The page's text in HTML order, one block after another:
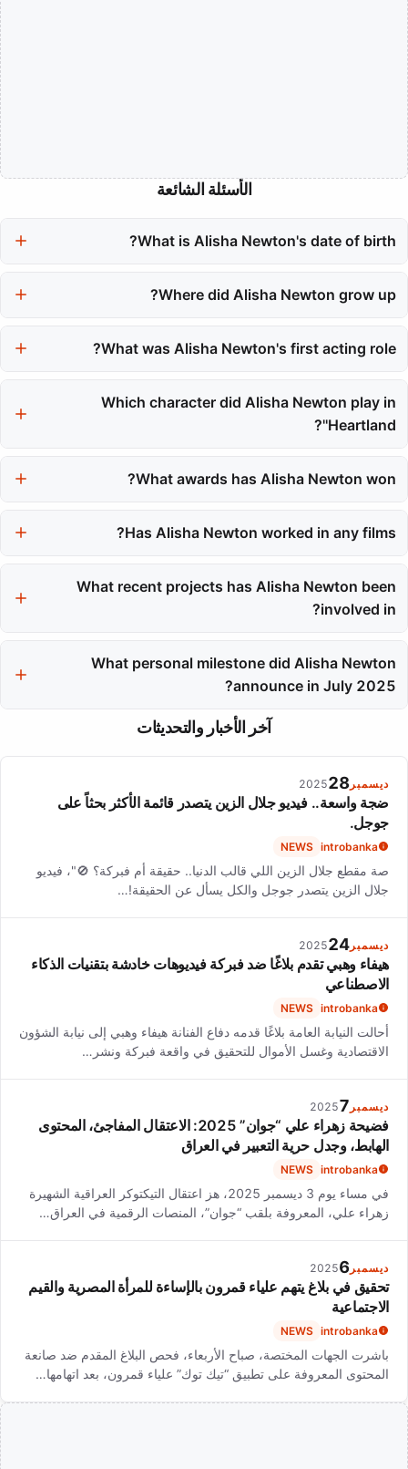
الأسئلة الشائعة
What is Alisha Newton's date of birth?
Where did Alisha Newton grow up?
What was Alisha Newton's first acting role?
'The Wyoming Story'.
Which character did Alisha Newton play in
'Heartland'?
the CBC drama series 'Heartland'.
What awards has Alisha Newton won?
in a TV Series for 'Heartland' in 2013 and the Joey Award for
Has Alisha Newton worked in any films?
as Young Annabeth Chase, among other projects.
What recent projects has Alisha Newton been
involved in?
Walter Boys' and the thriller series 'Devil in Ohio'.
What personal milestone did Alisha Newton
announce in July 2025?
In July 2025, Alisha Newton announced her engagement to
آخر الأخبار والتحديثات
ديسمبر 28
2025
ضجة واسعة.. فيديو جلال الزين يتصدر قائمة الأكثر بحثاً على
جوجل.
introbanka
NEWS
صة مقطع جلال الزين اللي قالب الدنيا.. حقيقة أم فبركة؟ 🚫"، فيديو
جلال الزين يتصدر جوجل والكل يسأل عن الحقيقة!…
ديسمبر 24
2025
هيفاء وهبي تقدم بلاغًا ضد فبركة فيديوهات خادشة بتقنيات الذكاء
الاصطناعي
introbanka
NEWS
أحالت النيابة العامة بلاغًا قدمه دفاع الفنانة هيفاء وهبي إلى نيابة الشؤون
الاقتصادية وغسل الأموال للتحقيق في واقعة فبركة ونشر…
ديسمبر 7
2025
فضيحة زهراء علي “جوان” 2025: الاعتقال المفاجئ، المحتوى
الهابط، وجدل حرية التعبير في العراق
introbanka
NEWS
في مساء يوم 3 ديسمبر 2025، هز اعتقال التيكتوكر العراقية الشهيرة
زهراء علي، المعروفة بلقب “جوان”، المنصات الرقمية في العراق…
ديسمبر 6
2025
تحقيق في بلاغ يتهم علياء قمرون بالإساءة للمرأة المصرية والقيم
الاجتماعية
introbanka
NEWS
باشرت الجهات المختصة، صباح الأربعاء، فحص البلاغ المقدم ضد صانعة
المحتوى المعروفة على تطبيق “تيك توك” علياء قمرون، بعد اتهامها…